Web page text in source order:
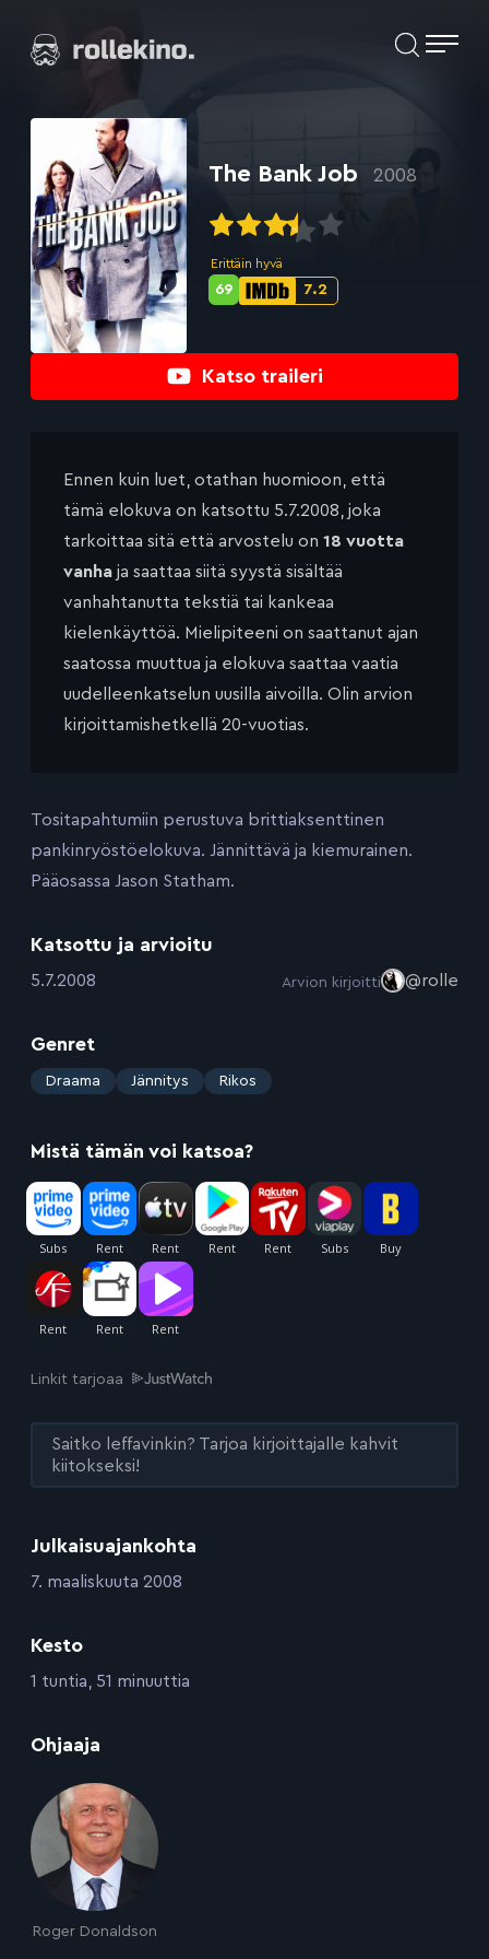
suoraan
Elokuvat ja elokuva-arviot | Rollekino.fi
lopputekstien
Katso traileri
The Bank Job 2008
Erittäin hyvä
IMDb-
7.2
Metascore-
69
Julkaisuajankohta
:7. maaliskuuta 2008
Kesto
:1 tuntia, 51 minuuttia
Ohjaaja
Roger Donaldson
Ennen kuin luet, otathan huomioon, että
tämä elokuva on katsottu 5.7.2008, joka
tarkoittaa sitä että arvostelu on 18 vuotta
vanha ja saattaa siitä syystä sisältää
vanhahtanutta tekstiä tai kankeaa
kielenkäyttöä. Mielipiteeni on saattanut ajan
saatossa muuttua ja elokuva saattaa vaatia
uudelleenkatselun uusilla aivoilla. Olin arvion
kirjoittamishetkellä 20-vuotias.
Tositapahtumiin perustuva brittiaksenttinen
pankinryöstöelokuva. Jännittävä ja kiemurainen.
Pääosassa Jason Statham.
Katsottu ja arvioitu
:5.7.2008 Arvion kirjoitti @rolle
Genret
: Draama Jännitys Rikos
Mistä tämän voi katsoa?
Linkit tarjoaa
Saitko leffavinkin? Tarjoa kirjoittajalle kahvit
kiitokseksi!